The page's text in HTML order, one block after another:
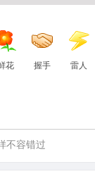
花 握手 雷人
不容错过